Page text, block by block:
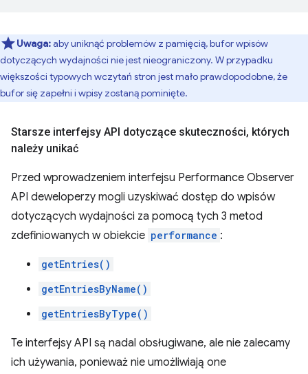
Uwaga:aby uniknąć problemów z pamięcią, bufor wpisów
dotyczących wydajności nie jest nieograniczony. W przypadku
większości typowych wczytań stron jest mało prawdopodobne, że
bufor się zapełni i wpisy zostaną pominięte.
Starsze interfejsy API dotyczące skuteczności, których
należy unikać
Przed wprowadzeniem interfejsu Performance Observer
API deweloperzy mogli uzyskiwać dostęp do wpisów
dotyczących wydajności za pomocą tych 3 metod
zdefiniowanych w obiekcie performance :
getEntries()
getEntriesByName()
getEntriesByType()
Te interfejsy API są nadal obsługiwane, ale nie zalecamy
ich używania, ponieważ nie umożliwiają one